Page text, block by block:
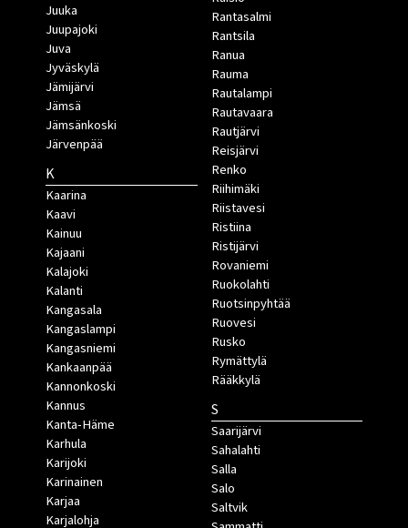
Juuka
Juupajoki
Juva
Jyväskylä
Jämijärvi
Jämsä
Jämsänkoski
Järvenpää
K
Kaarina
Kaavi
Kainuu
Kajaani
Kalajoki
Kalanti
Kangasala
Kangaslampi
Kangasniemi
Kankaanpää
Kannonkoski
Kannus
Kanta-Häme
Karhula
Karijoki
Karinainen
Karjaa
Karjalohja
Rantasalmi
Rantsila
Ranua
Rauma
Rautalampi
Rautavaara
Rautjärvi
Reisjärvi
Renko
Riihimäki
Riistavesi
Ristiina
Ristijärvi
Rovaniemi
Ruokolahti
Ruotsinpyhtää
Ruovesi
Rusko
Rymättylä
Rääkkylä
S
Saarijärvi
Sahalahti
Salla
Salo
Saltvik